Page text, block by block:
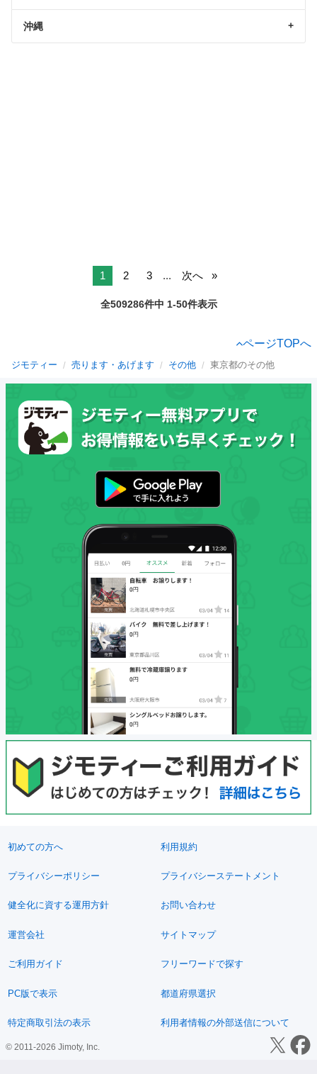
沖縄
1 2 3 ... 次へ
全509286件中 1-50件表示
ページTOPへ
ジモティー 売ります・あげます その他 東京都のその他
初めての方へ 利用規約
プライバシーポリシー プライバシーステートメント
健全化に資する運用方針 お問い合わせ
運営会社 サイトマップ
ご利用ガイド フリーワードで探す
PC版で表示 都道府県選択
特定商取引法の表示 利用者情報の外部送信について
© 2011-2026 Jimoty, Inc.